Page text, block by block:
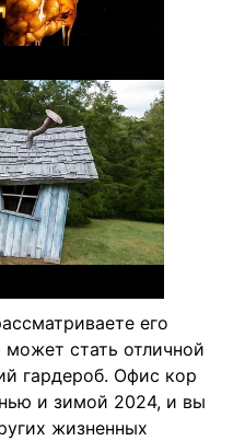
его
стать отличной
гардероб. Офис кор
и зимой 2024, и вы
жизненных